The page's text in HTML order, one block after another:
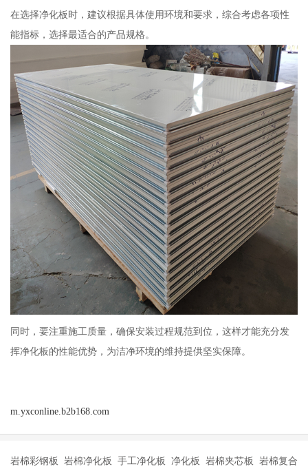
在选择净化板时，建议根据具体使用环境和要求，综合考虑各项性
能指标，选择最适合的产品规格。
同时，要注重施工质量，确保安装过程规范到位，这样才能充分发
挥净化板的性能优势，为洁净环境的维持提供坚实保障。
m.yxconline.b2b168.com
岩棉彩钢板 岩棉净化板 手工净化板 净化板 岩棉夹芯板 岩棉复合